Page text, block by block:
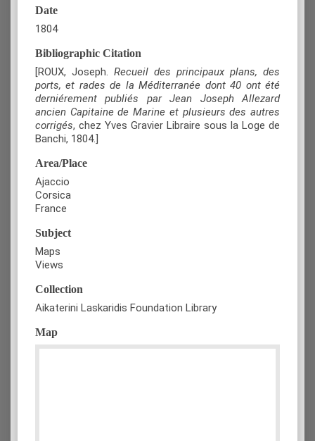
Date
1804
Bibliographic Citation
[ROUX, Joseph. Recueil des principaux plans, des
ports, et rades de la Méditerranée dont 40 ont été
derniérement publiés par Jean Joseph Allezard
ancien Capitaine de Marine et plusieurs des autres
corrigés, chez Yves Gravier Libraire sous la Loge de
Banchi, 1804.]
Area/Place
Ajaccio
Corsica
France
Subject
Maps
Views
Collection
Aikaterini Laskaridis Foundation Library
Map